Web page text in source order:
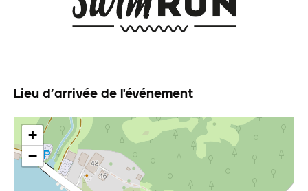
Lieu d’arrivée de l'événement
+
−